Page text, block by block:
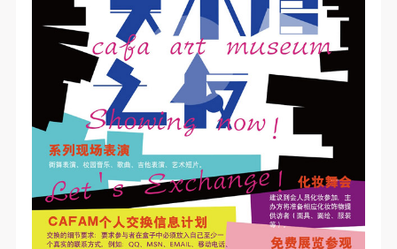
术馆资料库》等相关资料、文献、档案机构和平台，
在中央美术学院中使用和在互联网上传播，同意按相
关“章程”规定享受相关权益。
中央美术学院美术馆活动安全免责协议书
本次活动公平公正、自愿参加与退出、风险与责任自
负的原则。但活动有风险，参加者应有必要的风险意
第二条
参加本次活动者必须遵守中华人民共和国的相关法
术馆资料库》等相关资料、文献、档案机构和平台，
在中央美术学院中使用和在互联网上传播，同意按相
关“章程”规定享受相关权益。
中央美术学院美术馆活动安全免责协议书
本次活动公平公正、自愿参加与退出、风险与责任自
负的原则。但活动有风险，参加者应有必要的风险意
第二条
参加本次活动者必须遵守中华人民共和国的相关法
术馆资料库》等相关资料、文献、档案机构和平台，
在中央美术学院中使用和在互联网上传播，同意按相
关“章程”规定享受相关权益。
中央美术学院美术馆活动安全免责协议书
本次活动公平公正、自愿参加与退出、风险与责任自
负的原则。但活动有风险，参加者应有必要的风险意
第二条
参加本次活动者必须遵守中华人民共和国的相关法